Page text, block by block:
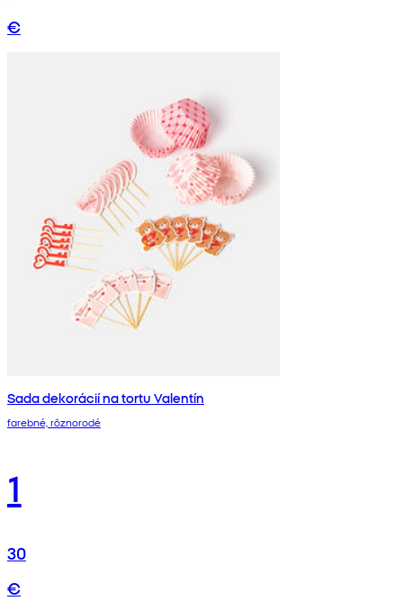
€
Sada dekorácií na tortu Valentín
farebné, rôznorodé
1
30
€